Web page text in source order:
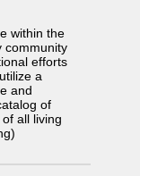
within the
community
efforts
a
and
of
all living